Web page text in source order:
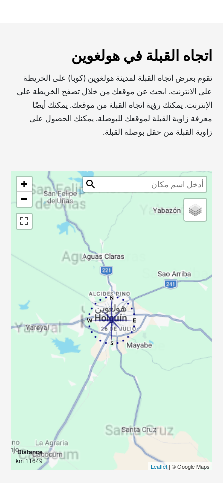
اتجاه القبلة في هولغوين
تقوم بعرض اتجاه القبلة لمدينة هولغوين (كوبا) على الخريطة
على الانترنت. ابحث عن موقعك من خلال تصفح الخريطة على
الإنترنت. يمكنك رؤية اتجاه القبلة من موقعك. يمكنك أيضًا
معرفة زاوية القبلة لموقعك للبوصلة. يمكنك الحصول على
زاوية القبلة من حقل بوصلة القبلة.
+
−
Distance
11649 km
Leaflet| © Google Maps